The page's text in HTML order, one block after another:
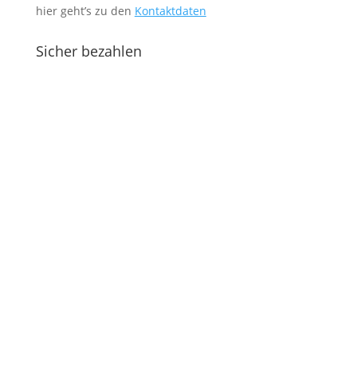
hier geht’s zu den Kontaktdaten
Sicher bezahlen